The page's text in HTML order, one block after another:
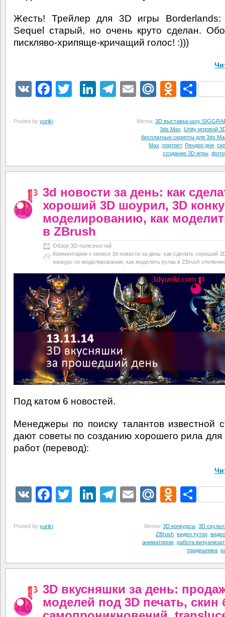
Жесть! Трейлер для 3D игры
Sequel старый, но очень круто сделан.
пискляво-хрипяще-кричащий голос! :)))
VK Facebook
TwitterLinkedIn
Telegram
EmailMail.Ru
Posted by yuriki Метки: 3D выставка-шоу
3ds Max Unity игровой
бесплатные скрипты для 3ds
Max портрет, Рендер дня
создание 3D игры
3d новости за день: как
хороший 3D шоурил, 3D
моделированию, как
в ZBrush
Обзор 3D-полезностей
Комментарии к записи 3d новости за день: как сделать хороший
конкурс по моделированию, как моделить кулак в ZBrush
Под катом 6 новостей.
Менеджеры по поиску талантов известной
дают советы по созданию хорошего рила
работ (перевод):
VK Facebook
TwitterLinkedIn
Telegram
EmailMail.Ru
Posted by yuriki Метки: 3D конкурсы, 3D
ZBrush, видео тутор,
аниматором, работа
тридешника,
3D вкусняшки за день:
моделей под 3D печать, скин